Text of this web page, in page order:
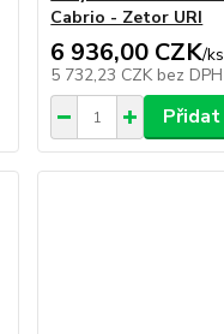
Cabrio - Zetor URI
6 936,00 CZK/ks
5 732,23 CZK bez DPH
Přidat